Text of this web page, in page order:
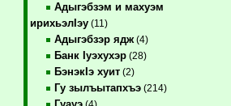
Адыгэбзэм и махуэм
ирихьэлIэу(11)
Адыгэбзэр ядж(4)
Банк Iуэхухэр(28)
БэнэкIэ хуит(2)
Гу зылъытапхъэ(214)
(4)